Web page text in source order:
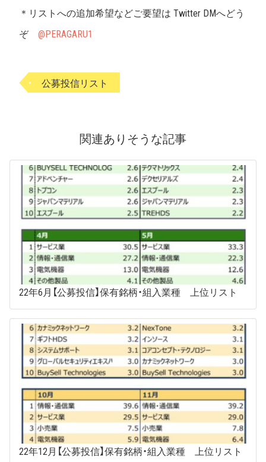
＊リストへの追加希望などご要望は Twitter DMへどう
ぞ @PERAGARU1
公募投信リスト
関連ありそうな記事
22年6月【公募投信】保有銘柄・組入業種 上位リスト
22年12月【公募投信】保有銘柄・組入業種 上位リスト